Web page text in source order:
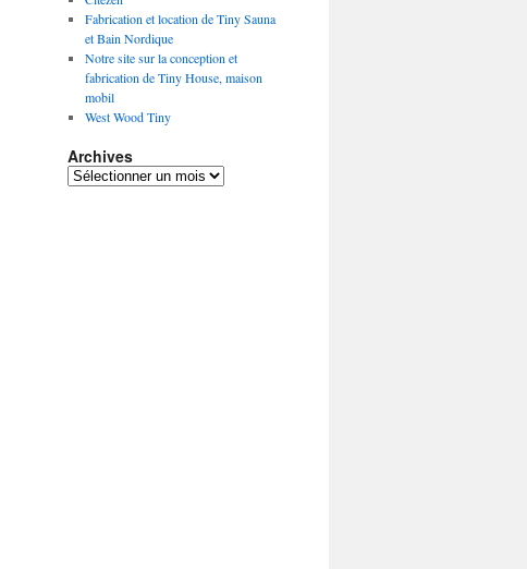
Fabrication et location de Tiny Sauna
et Bain Nordique
Notre site sur la conception et
fabrication de Tiny House, maison
mobil
West Wood Tiny
Archives
Archives